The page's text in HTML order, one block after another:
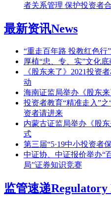
者关系管理 保护投资者
最新资讯News
“重走百年路 投教红色行
厚植“忠、专、实”文化
《股东来了》2021投资
动
海南证监局举办《股东
投资者教育“精准走入”
资者请进来
内蒙古证监局举办《股
式
第三届“5·19中小投资者
中证协、中证报价举办“
局”证券知识竞赛
监管速递Regulatory